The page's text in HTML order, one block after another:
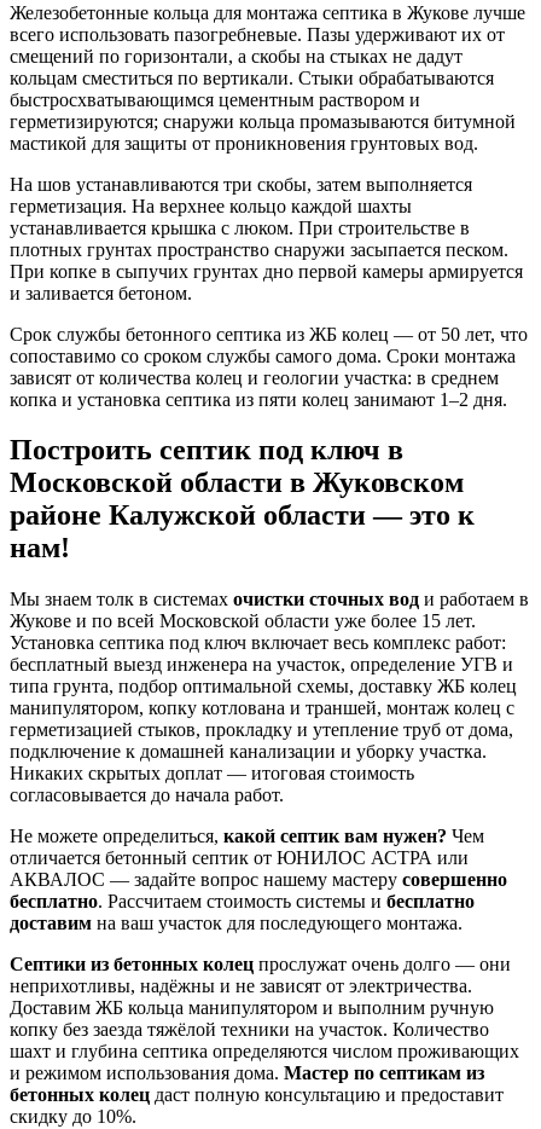
Железобетонные кольца для монтажа септика в Жукове лучше
всего использовать пазогребневые. Пазы удерживают их от
смещений по горизонтали, а скобы на стыках не дадут
кольцам сместиться по вертикали. Стыки обрабатываются
быстросхватывающимся цементным раствором и
герметизируются; снаружи кольца промазываются битумной
мастикой для защиты от проникновения грунтовых вод.
На шов устанавливаются три скобы, затем выполняется
герметизация. На верхнее кольцо каждой шахты
устанавливается крышка с люком. При строительстве в
плотных грунтах пространство снаружи засыпается песком.
При копке в сыпучих грунтах дно первой камеры армируется
и заливается бетоном.
Срок службы бетонного септика из ЖБ колец — от 50 лет, что
сопоставимо со сроком службы самого дома. Сроки монтажа
зависят от количества колец и геологии участка: в среднем
копка и установка септика из пяти колец занимают 1–2 дня.
Построить септик под ключ в
Московской области в Жуковском
районе Калужской области — это к
нам!
Мы знаем толк в системах очистки сточных вод и работаем в
Жукове и по всей Московской области уже более 15 лет.
Установка септика под ключ включает весь комплекс работ:
бесплатный выезд инженера на участок, определение УГВ и
типа грунта, подбор оптимальной схемы, доставку ЖБ колец
манипулятором, копку котлована и траншей, монтаж колец с
герметизацией стыков, прокладку и утепление труб от дома,
подключение к домашней канализации и уборку участка.
Никаких скрытых доплат — итоговая стоимость
согласовывается до начала работ.
Не можете определиться, какой септик вам нужен? Чем
отличается бетонный септик от ЮНИЛОС АСТРА или
АКВАЛОС — задайте вопрос нашему мастеру совершенно
бесплатно. Рассчитаем стоимость системы и бесплатно
доставим на ваш участок для последующего монтажа.
Септики из бетонных колец прослужат очень долго — они
неприхотливы, надёжны и не зависят от электричества.
Доставим ЖБ кольца манипулятором и выполним ручную
копку без заезда тяжёлой техники на участок. Количество
шахт и глубина септика определяются числом проживающих
и режимом использования дома. Мастер по септикам из
бетонных колец даст полную консультацию и предоставит
скидку до 10%.